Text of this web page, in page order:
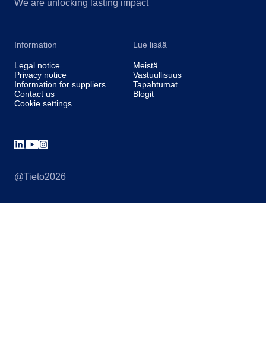
We are unlocking lasting impact
Information
Legal notice
Privacy notice
Information for suppliers
Contact us
Cookie settings
Lue lisää
Meistä
Vastuullisuus
Tapahtumat
Blogit
@Tieto2026